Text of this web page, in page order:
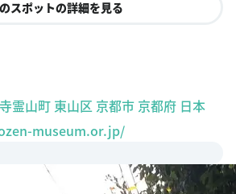
霊山町 東山区 京都市 京都府 日本
museum.or.jp/